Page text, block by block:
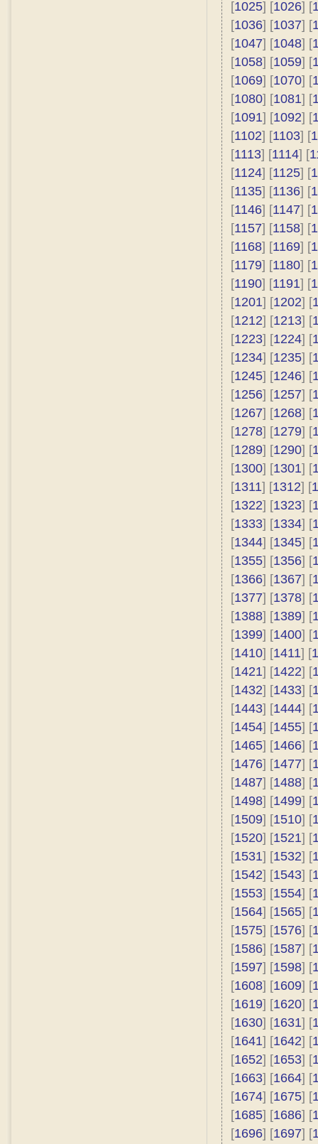
[1025] [1026] [
[1036] [1037] [
[1047] [1048] [
[1058] [1059] [
[1069] [1070] [
[1080] [1081] [
[1091] [1092] [
[1102] [1103] [
[1113] [1114] [
[1124] [1125] [
[1135] [1136] [
[1146] [1147] [
[1157] [1158] [
[1168] [1169] [
[1179] [1180] [
[1190] [1191] [
[1201] [1202] [
[1212] [1213] [
[1223] [1224] [
[1234] [1235] [
[1245] [1246] [
[1256] [1257] [
[1267] [1268] [
[1278] [1279] [
[1289] [1290] [
[1300] [1301] [
[1311] [1312] [
[1322] [1323] [
[1333] [1334] [
[1344] [1345] [
[1355] [1356] [
[1366] [1367] [
[1377] [1378] [
[1388] [1389] [
[1399] [1400] [
[1410] [1411] [
[1421] [1422] [
[1432] [1433] [
[1443] [1444] [
[1454] [1455] [
[1465] [1466] [
[1476] [1477] [
[1487] [1488] [
[1498] [1499] [
[1509] [1510] [
[1520] [1521] [
[1531] [1532] [
[1542] [1543] [
[1553] [1554] [
[1564] [1565] [
[1575] [1576] [
[1586] [1587] [
[1597] [1598] [
[1608] [1609] [
[1619] [1620] [
[1630] [1631] [
[1641] [1642] [
[1652] [1653] [
[1663] [1664] [
[1674] [1675] [
[1685] [1686] [
[1696] [1697] [